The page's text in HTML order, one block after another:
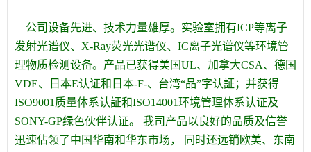
公司设备先进、技术力量雄厚。实验室拥有ICP等离子
发射光谱仪、X-Ray荧光光谱仪、IC离子光谱仪等环境管
理物质检测设备。产品已获得美国UL、加拿大CSA、德国
VDE、日本E认证和日本-F-、台湾“品”字认証；并获得
ISO9001质量体系认証和ISO14001环境管理体系认证及
SONY-GP绿色伙伴认证。 我司产品以良好的品质及信誉
迅速佔领了中国华南和华东市场， 同时还远销欧美、东南